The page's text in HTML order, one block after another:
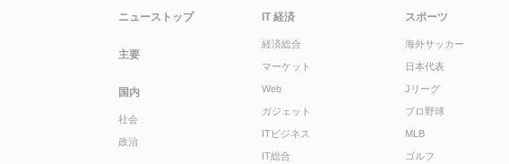
ニューストップ
主要
国内
社会
政治
IT 経済
経済総合
マーケット
Web
ガジェット
ITビジネス
IT総合
スポーツ
海外サッカー
日本代表
Jリーグ
プロ野球
MLB
ゴルフ